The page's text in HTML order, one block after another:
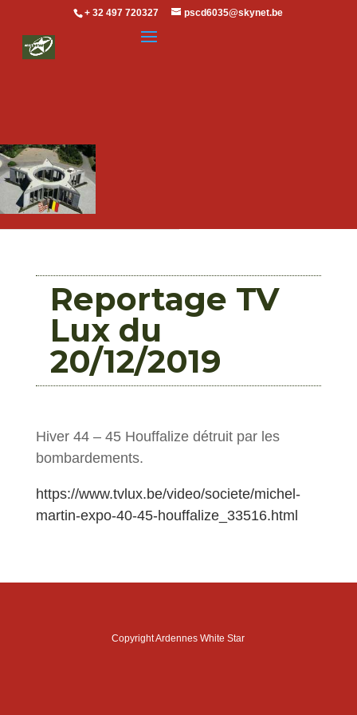
+ 32 497 720327 pscd6035@skynet.be
Reportage TV
Lux du
20/12/2019
Hiver 44 – 45 Houffalize détruit par les
bombardements.
https://www.tvlux.be/video/societe/michel-
martin-expo-40-45-houffalize_33516.html
Copyright Ardennes White Star